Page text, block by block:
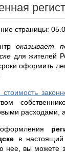
страницы:
оказывает
для жителей
оформить
расходами,
в
вы можете